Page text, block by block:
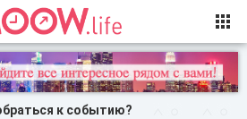
к событию?